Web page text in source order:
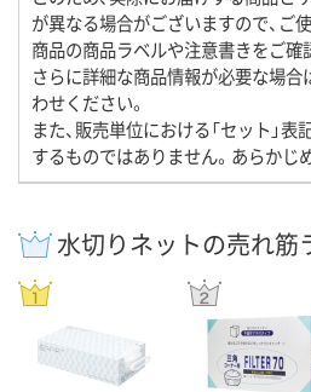
が異なる場合がございますので、ご
商品の商品ラベルや注意書きをご確
さらに詳細な商品情報が必要な場合
わせください。
また、販売単位における「セット」
するものではありません。あらかじ
水切りネットの売れ筋